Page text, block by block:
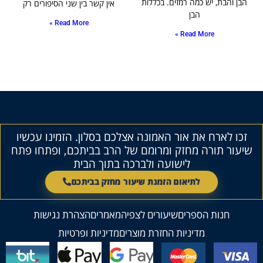
הבן
Read More »
אין קשר בין שני הסיפורים רק
Read More »
זכו לארח את אור האמונה אצלכם בסלון. הזמינו עכשיו
שיעור תורה מחזק ומרומם של הרב בביתכם, ופתחו פתח
לישועה ולברכה בתוך הבית
לתיאום הזמנת שיעור מחזק בביתכם
חנות הספריםשיעורים לצפיהמאמריםהצהרת נגישות
מדיניות החזרת מוצריםמדיניות ופרטיות